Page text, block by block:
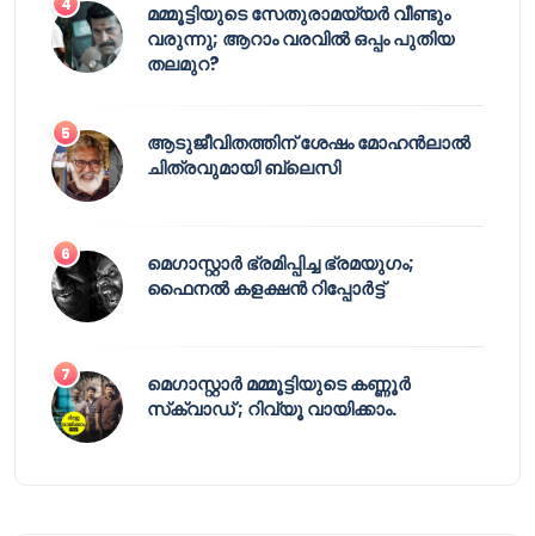
മമ്മൂട്ടിയുടെ സേതുരാമയ്യർ വീണ്ടും
വരുന്നു; ആറാം വരവിൽ ഒപ്പം പുതിയ
തലമുറ?
ആടുജീവിതത്തിന് ശേഷം മോഹൻലാൽ
ചിത്രവുമായി ബ്ലെസി
മെഗാസ്റ്റാർ ഭ്രമിപ്പിച്ച ഭ്രമയുഗം;
ഫൈനൽ കളക്ഷൻ റിപ്പോർട്ട്
മെഗാസ്റ്റാർ മമ്മൂട്ടിയുടെ കണ്ണൂർ
സ്‌ക്വാഡ് ; റിവ്യൂ വായിക്കാം.